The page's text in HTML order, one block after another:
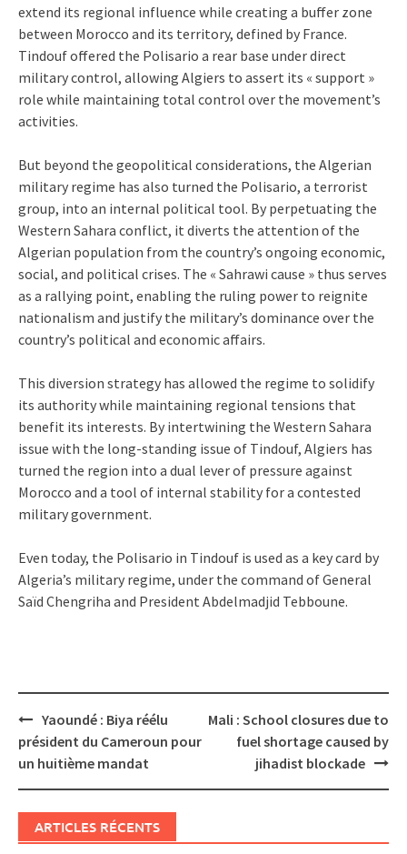
extend its regional influence while creating a buffer zone
between Morocco and its territory, defined by France.
Tindouf offered the Polisario a rear base under direct
military control, allowing Algiers to assert its « support »
role while maintaining total control over the movement’s
activities.
But beyond the geopolitical considerations, the Algerian
military regime has also turned the Polisario, a terrorist
group, into an internal political tool. By perpetuating the
Western Sahara conflict, it diverts the attention of the
Algerian population from the country’s ongoing economic,
social, and political crises. The « Sahrawi cause » thus serves
as a rallying point, enabling the ruling power to reignite
nationalism and justify the military’s dominance over the
country’s political and economic affairs.
This diversion strategy has allowed the regime to solidify
its authority while maintaining regional tensions that
benefit its interests. By intertwining the Western Sahara
issue with the long-standing issue of Tindouf, Algiers has
turned the region into a dual lever of pressure against
Morocco and a tool of internal stability for a contested
military government.
Even today, the Polisario in Tindouf is used as a key card by
Algeria’s military regime, under the command of General
Saïd Chengriha and President Abdelmadjid Tebboune.
Post
navigation
Yaoundé : Biya réélu
président du Cameroun pour
un huitième mandat
Mali : School closures due to
fuel shortage caused by
jihadist blockade
ARTICLES RÉCENTS